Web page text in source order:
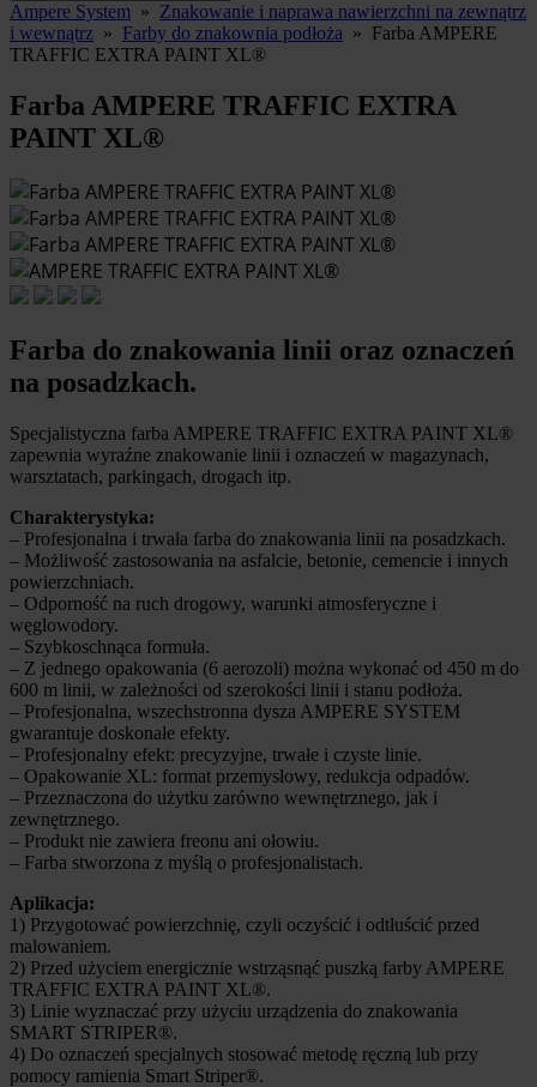
Ampere System » Znakowanie i naprawa nawierzchni na zewnątrz
i wewnątrz » Farby do znakownia podłoża » Farba AMPERE
TRAFFIC EXTRA PAINT XL®
Farba AMPERE TRAFFIC EXTRA
PAINT XL®
Farba do znakowania linii oraz oznaczeń
na posadzkach.
Specjalistyczna farba AMPERE TRAFFIC EXTRA PAINT XL®
zapewnia wyraźne znakowanie linii i oznaczeń w magazynach,
warsztatach, parkingach, drogach itp.
Charakterystyka:
– Profesjonalna i trwała farba do znakowania linii na posadzkach.
– Możliwość zastosowania na asfalcie, betonie, cemencie i innych
powierzchniach.
– Odporność na ruch drogowy, warunki atmosferyczne i
węglowodory.
– Szybkoschnąca formuła.
– Z jednego opakowania (6 aerozoli) można wykonać od 450 m do
600 m linii, w zależności od szerokości linii i stanu podłoża.
– Profesjonalna, wszechstronna dysza AMPERE SYSTEM
gwarantuje doskonałe efekty.
– Profesjonalny efekt: precyzyjne, trwałe i czyste linie.
– Opakowanie XL: format przemysłowy, redukcja odpadów.
– Przeznaczona do użytku zarówno wewnętrznego, jak i
zewnętrznego.
– Produkt nie zawiera freonu ani ołowiu.
– Farba stworzona z myślą o profesjonalistach.
Aplikacja:
1) Przygotować powierzchnię, czyli oczyścić i odtłuścić przed
malowaniem.
2) Przed użyciem energicznie wstrząsnąć puszką farby AMPERE
TRAFFIC EXTRA PAINT XL®.
3) Linie wyznaczać przy użyciu urządzenia do znakowania
SMART STRIPER®.
4) Do oznaczeń specjalnych stosować metodę ręczną lub przy
pomocy ramienia Smart Striper®.